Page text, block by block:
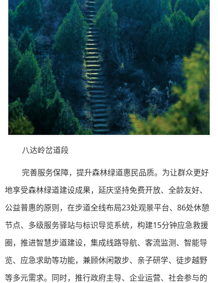
八达岭岔道段
完善服务保障，提升森林绿道惠民品质。为让群众更好
地享受森林绿道建设成果，延庆坚持免费开放、全龄友好、
公益普惠的原则，在步道全线布局23处观景平台、86处休憩
节点、多级服务驿站与标识导览系统，构建15分钟应急救援
圈，推进智慧步道建设，集成线路导航、客流监测、智能导
览、应急求助等功能，兼顾休闲散步、亲子研学、徒步越野
等多元需求。同时，推行政府主导、企业运营、社会参与的